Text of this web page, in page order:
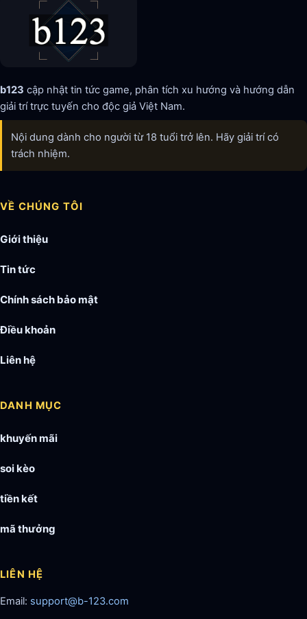
b123 cập nhật tin tức game, phân tích xu hướng và hướng dẫn
giải trí trực tuyến cho độc giả Việt Nam.
Nội dung dành cho người từ 18 tuổi trở lên. Hãy giải trí có
trách nhiệm.
VỀ CHÚNG TÔI
Giới thiệu
Tin tức
Chính sách bảo mật
Điều khoản
Liên hệ
DANH MỤC
khuyến mãi
soi kèo
tiền kết
mã thưởng
LIÊN HỆ
Email: support@b-123.com